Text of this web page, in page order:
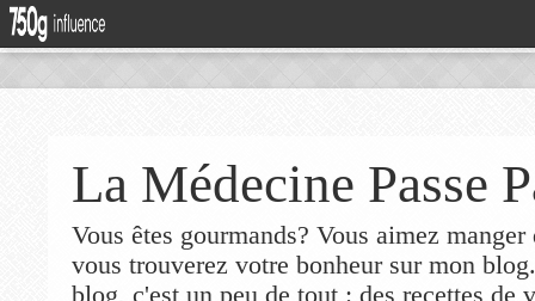
La Médecine Passe
Vous êtes gourmands? Vous aimez
vous trouverez votre bonheur sur mon
blog, c'est un peu de tout : des recettes de